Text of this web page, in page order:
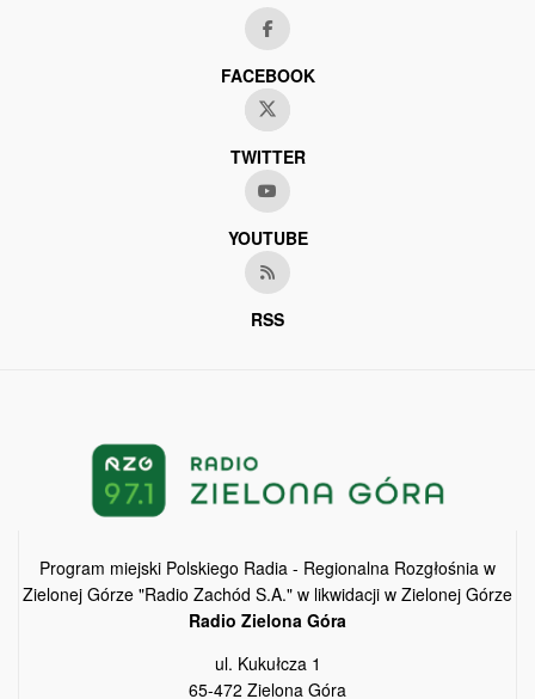
FACEBOOK
TWITTER
YOUTUBE
RSS
Program miejski Polskiego Radia - Regionalna Rozgłośnia w
Zielonej Górze "Radio Zachód S.A." w likwidacji w Zielonej Górze
Radio Zielona Góra
ul. Kukułcza 1
65-472 Zielona Góra